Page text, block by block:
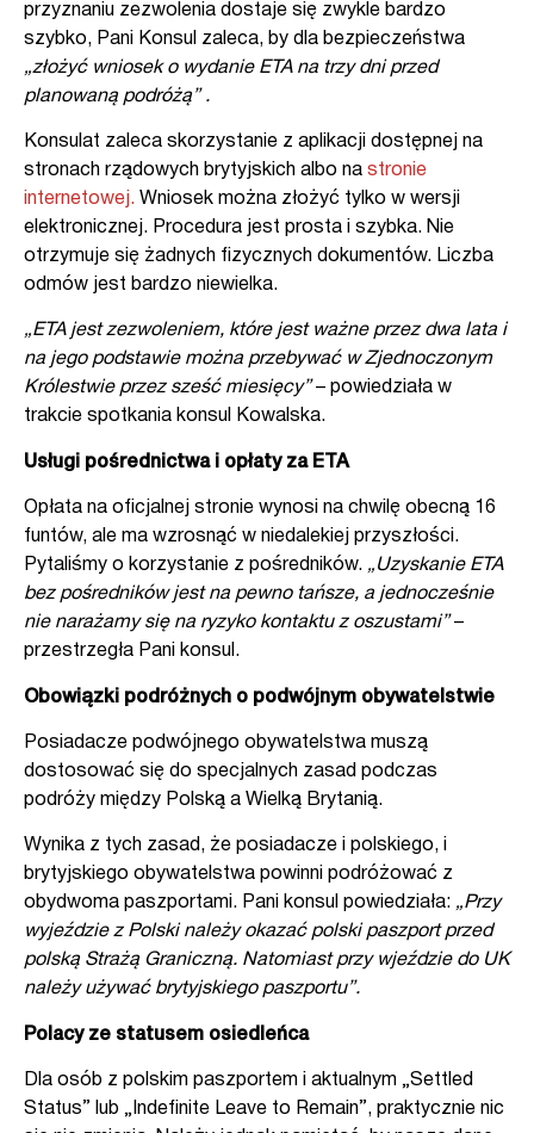
przyznaniu zezwolenia dostaje się zwykle bardzo
szybko, Pani Konsul zaleca, by dla bezpieczeństwa
„złożyć wniosek o wydanie ETA na trzy dni przed
planowaną podróżą” .
Konsulat zaleca skorzystanie z aplikacji dostępnej na
stronach rządowych brytyjskich albo na stronie
internetowej. Wniosek można złożyć tylko w wersji
elektronicznej. Procedura jest prosta i szybka. Nie
otrzymuje się żadnych fizycznych dokumentów. Liczba
odmów jest bardzo niewielka.
„ETA jest zezwoleniem, które jest ważne przez dwa lata i
na jego podstawie można przebywać w Zjednoczonym
Królestwie przez sześć miesięcy”– powiedziała w
trakcie spotkania konsul Kowalska.
Usługi pośrednictwa i opłaty za ETA
Opłata na oficjalnej stronie wynosi na chwilę obecną 16
funtów, ale ma wzrosnąć w niedalekiej przyszłości.
Pytaliśmy o korzystanie z pośredników. „Uzyskanie ETA
bez pośredników jest na pewno tańsze, a jednocześnie
nie narażamy się na ryzyko kontaktu z oszustami”–
przestrzegła Pani konsul.
Obowiązki podróżnych o podwójnym obywatelstwie
Posiadacze podwójnego obywatelstwa muszą
dostosować się do specjalnych zasad podczas
podróży między Polską a Wielką Brytanią.
Wynika z tych zasad, że posiadacze i polskiego, i
brytyjskiego obywatelstwa powinni podróżować z
obydwoma paszportami. Pani konsul powiedziała: „Przy
wyjeździe z Polski należy okazać polski paszport przed
polską Strażą Graniczną. Natomiast przy wjeździe do UK
należy używać brytyjskiego paszportu”.
Polacy ze statusem osiedleńca
Dla osób z polskim paszportem i aktualnym „Settled
Status” lub „Indefinite Leave to Remain”, praktycznie nic